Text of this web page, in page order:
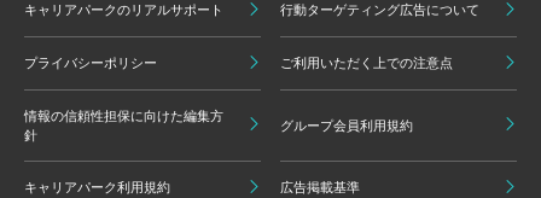
キャリアパークのリアルサポート 行動ターゲティング広告について
プライバシーポリシー ご利用いただく上での注意点
情報の信頼性担保に向けた編集方
針
グループ会員利用規約
キャリアパーク利用規約 広告掲載基準